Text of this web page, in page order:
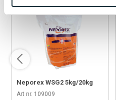
Vad används isolatorspik till?
Den används för att fästa
Passar den alla isolatorer?
Den är främst anpassad för
Varför är den galvaniserad?
Neporex WSG2 5kg/20kg
Art nr. 109009